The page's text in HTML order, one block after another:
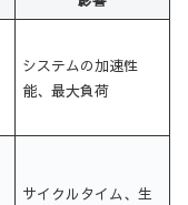
システムの加速性
能、最大負荷
サイクルタイム、生